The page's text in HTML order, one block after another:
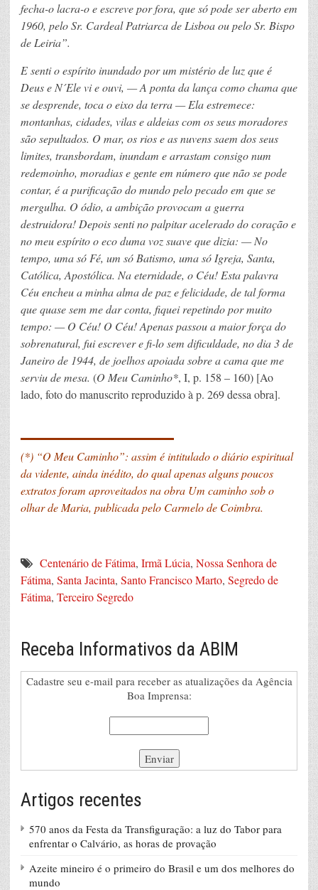
fecha-o lacra-o e escreve por fora, que só pode ser aberto em
1960, pelo Sr. Cardeal Patriarca de Lisboa ou pelo Sr. Bispo
de Leiria”.
E senti o espírito inundado por um mistério de luz que é
Deus e N´Ele vi e ouvi, — A ponta da lança como chama que
se desprende, toca o eixo da terra — Ela estremece:
montanhas, cidades, vilas e aldeias com os seus moradores
são sepultados. O mar, os rios e as nuvens saem dos seus
limites, transbordam, inundam e arrastam consigo num
redemoinho, moradias e gente em número que não se pode
contar, é a purificação do mundo pelo pecado em que se
mergulha. O ódio, a ambição provocam a guerra
destruidora! Depois senti no palpitar acelerado do coração e
no meu espírito o eco duma voz suave que dizia: — No
tempo, uma só Fé, um só Batismo, uma só Igreja, Santa,
Católica, Apostólica. Na eternidade, o Céu! Esta palavra
Céu encheu a minha alma de paz e felicidade, de tal forma
que quase sem me dar conta, fiquei repetindo por muito
tempo: — O Céu! O Céu! Apenas passou a maior força do
sobrenatural, fui escrever e fi-lo sem dificuldade, no dia 3 de
Janeiro de 1944, de joelhos apoiada sobre a cama que me
serviu de mesa. (O Meu Caminho*, I, p. 158 – 160) [Ao
lado, foto do manuscrito reproduzido à p. 269 dessa obra].
(*) “O Meu Caminho”: assim é intitulado o diário espiritual
da vidente, ainda inédito, do qual apenas alguns poucos
extratos foram aproveitados na obra Um caminho sob o
olhar de Maria, publicada pelo Carmelo de Coimbra.
Centenário de Fátima, Irmã Lúcia, Nossa Senhora de
Fátima, Santa Jacinta, Santo Francisco Marto, Segredo de
Fátima, Terceiro Segredo
Receba Informativos da ABIM
Cadastre seu e-mail para receber as atualizações da Agência
Boa Imprensa:
Artigos recentes
570 anos da Festa da Transfiguração: a luz do Tabor para
enfrentar o Calvário, as horas de provação
Azeite mineiro é o primeiro do Brasil e um dos melhores do
mundo